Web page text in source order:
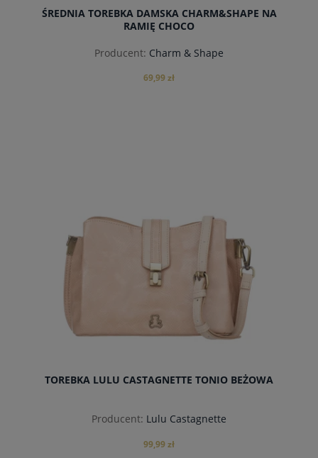
ŚREDNIA TOREBKA DAMSKA CHARM&SHAPE NA
RAMIĘ CHOCO
Producent: Charm & Shape
69,99 zł
TOREBKA LULU CASTAGNETTE TONIO BEŻOWA
Producent: Lulu Castagnette
99,99 zł